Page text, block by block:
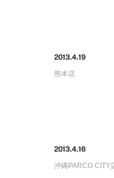
2013.4.19
熊本店
2013.4.16
沖縄PARCO CITY